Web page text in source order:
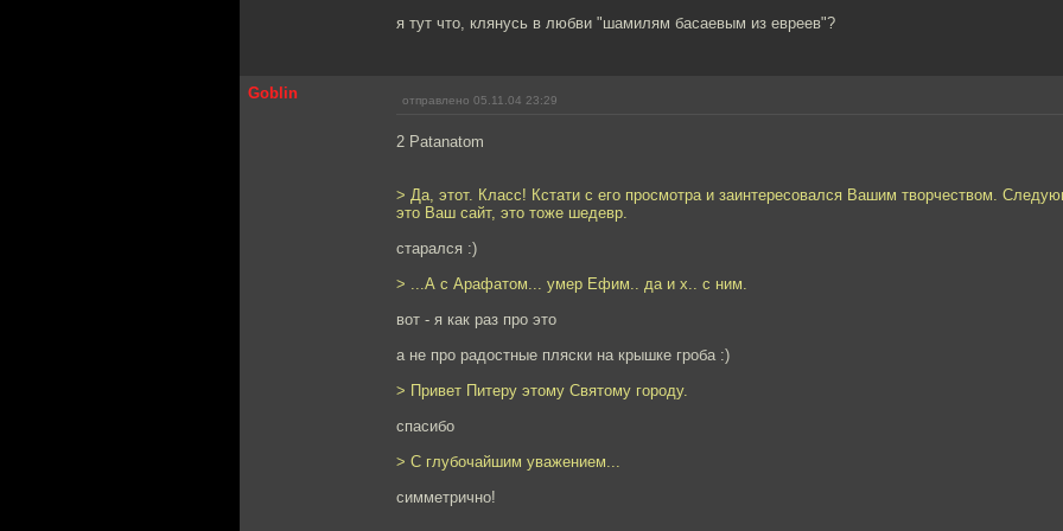
я тут что, клянусь в любви "шамилям басаевым из евреев"?
Goblin отправлено 05.11.04 23:29
2 Patanatom
> Да, этот. Класс! Кстати с его просмотра и заинтересовался Вашим творчеством.
это Ваш сайт, это тоже шедевр.
старался :)
> ...А с Арафатом... умер Ефим.. да и х.. с ним.
вот - я как раз про это
а не про радостные пляски на крышке гроба :)
> Привет Питеру этому Святому городу.
спасибо
> С глубочайшим уважением...
симметрично!